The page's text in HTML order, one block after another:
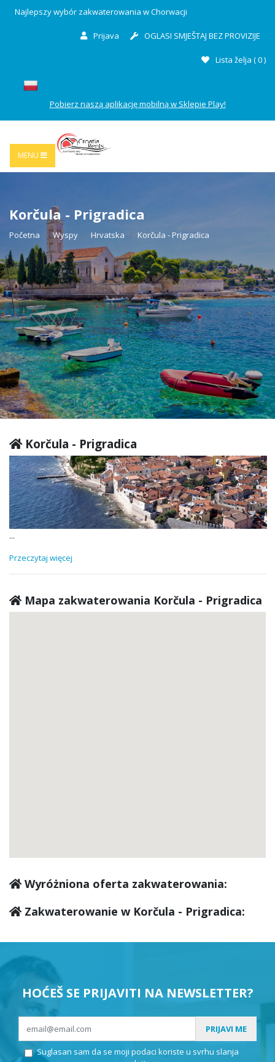
Najlepszy wybór zakwaterowania w Chorwacji
Prijava OGLASI SMJEŠTAJ BEZ PROVIZIJE
Lista želja (0)
Pobierz naszą aplikację mobilną w Sklepie Play!
MENU
Korčula - Prigradica
Početna Wyspy Hrvatska Korčula - Prigradica
Korčula - Prigradica
...
Przeczytaj więcej
Mapa zakwaterowania Korčula - Prigradica
Wyróżniona oferta zakwaterowania:
Zakwaterowanie w Korčula - Prigradica:
HOĆEŠ SE PRIJAVITI NA NEWSLETTER?
PRIJAVI ME
Suglasan sam da se moji podaci koriste u svrhu slanja